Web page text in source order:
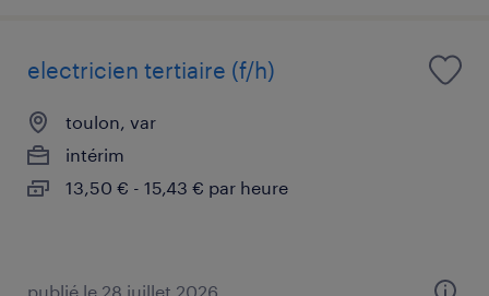
electricien tertiaire (f/h)
toulon, var
intérim
13,50 € - 15,43 € par heure
publié le 28 juillet 2026